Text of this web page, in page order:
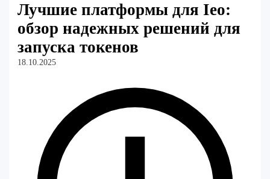
Лучшие платформы для Ieo:
обзор надежных решений для
запуска токенов
18.10.2025